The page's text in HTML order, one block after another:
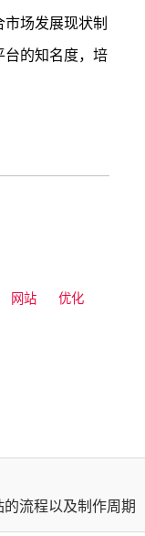
场发展现状制
台的知名度，培
网站
优化
流程以及制作周期